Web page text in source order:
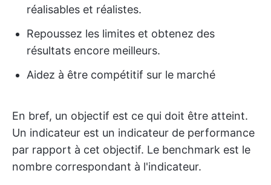
réalisables et réalistes.
Repoussez les limites et obtenez des
résultats encore meilleurs.
Aidez à être compétitif sur le marché
En bref, un objectif est ce qui doit être atteint.
Un indicateur est un indicateur de performance
par rapport à cet objectif. Le benchmark est le
nombre correspondant à l'indicateur.